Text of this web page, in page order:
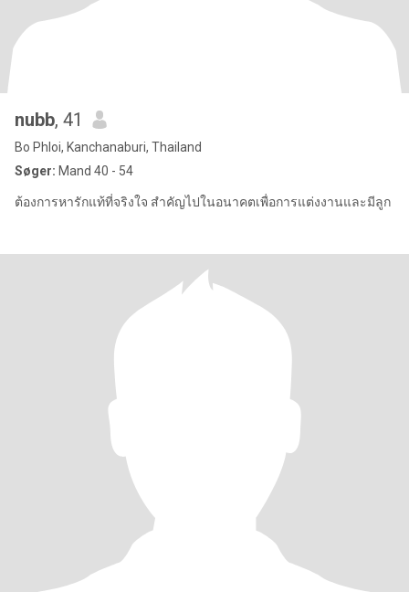
nubb, 41
Bo Phloi, Kanchanaburi, Thailand
Søger: Mand 40 - 54
ต้องการหารักแท้ที่จริงใจ สำคัญไปในอนาคตเพื่อการแต่งงานและมีลูก